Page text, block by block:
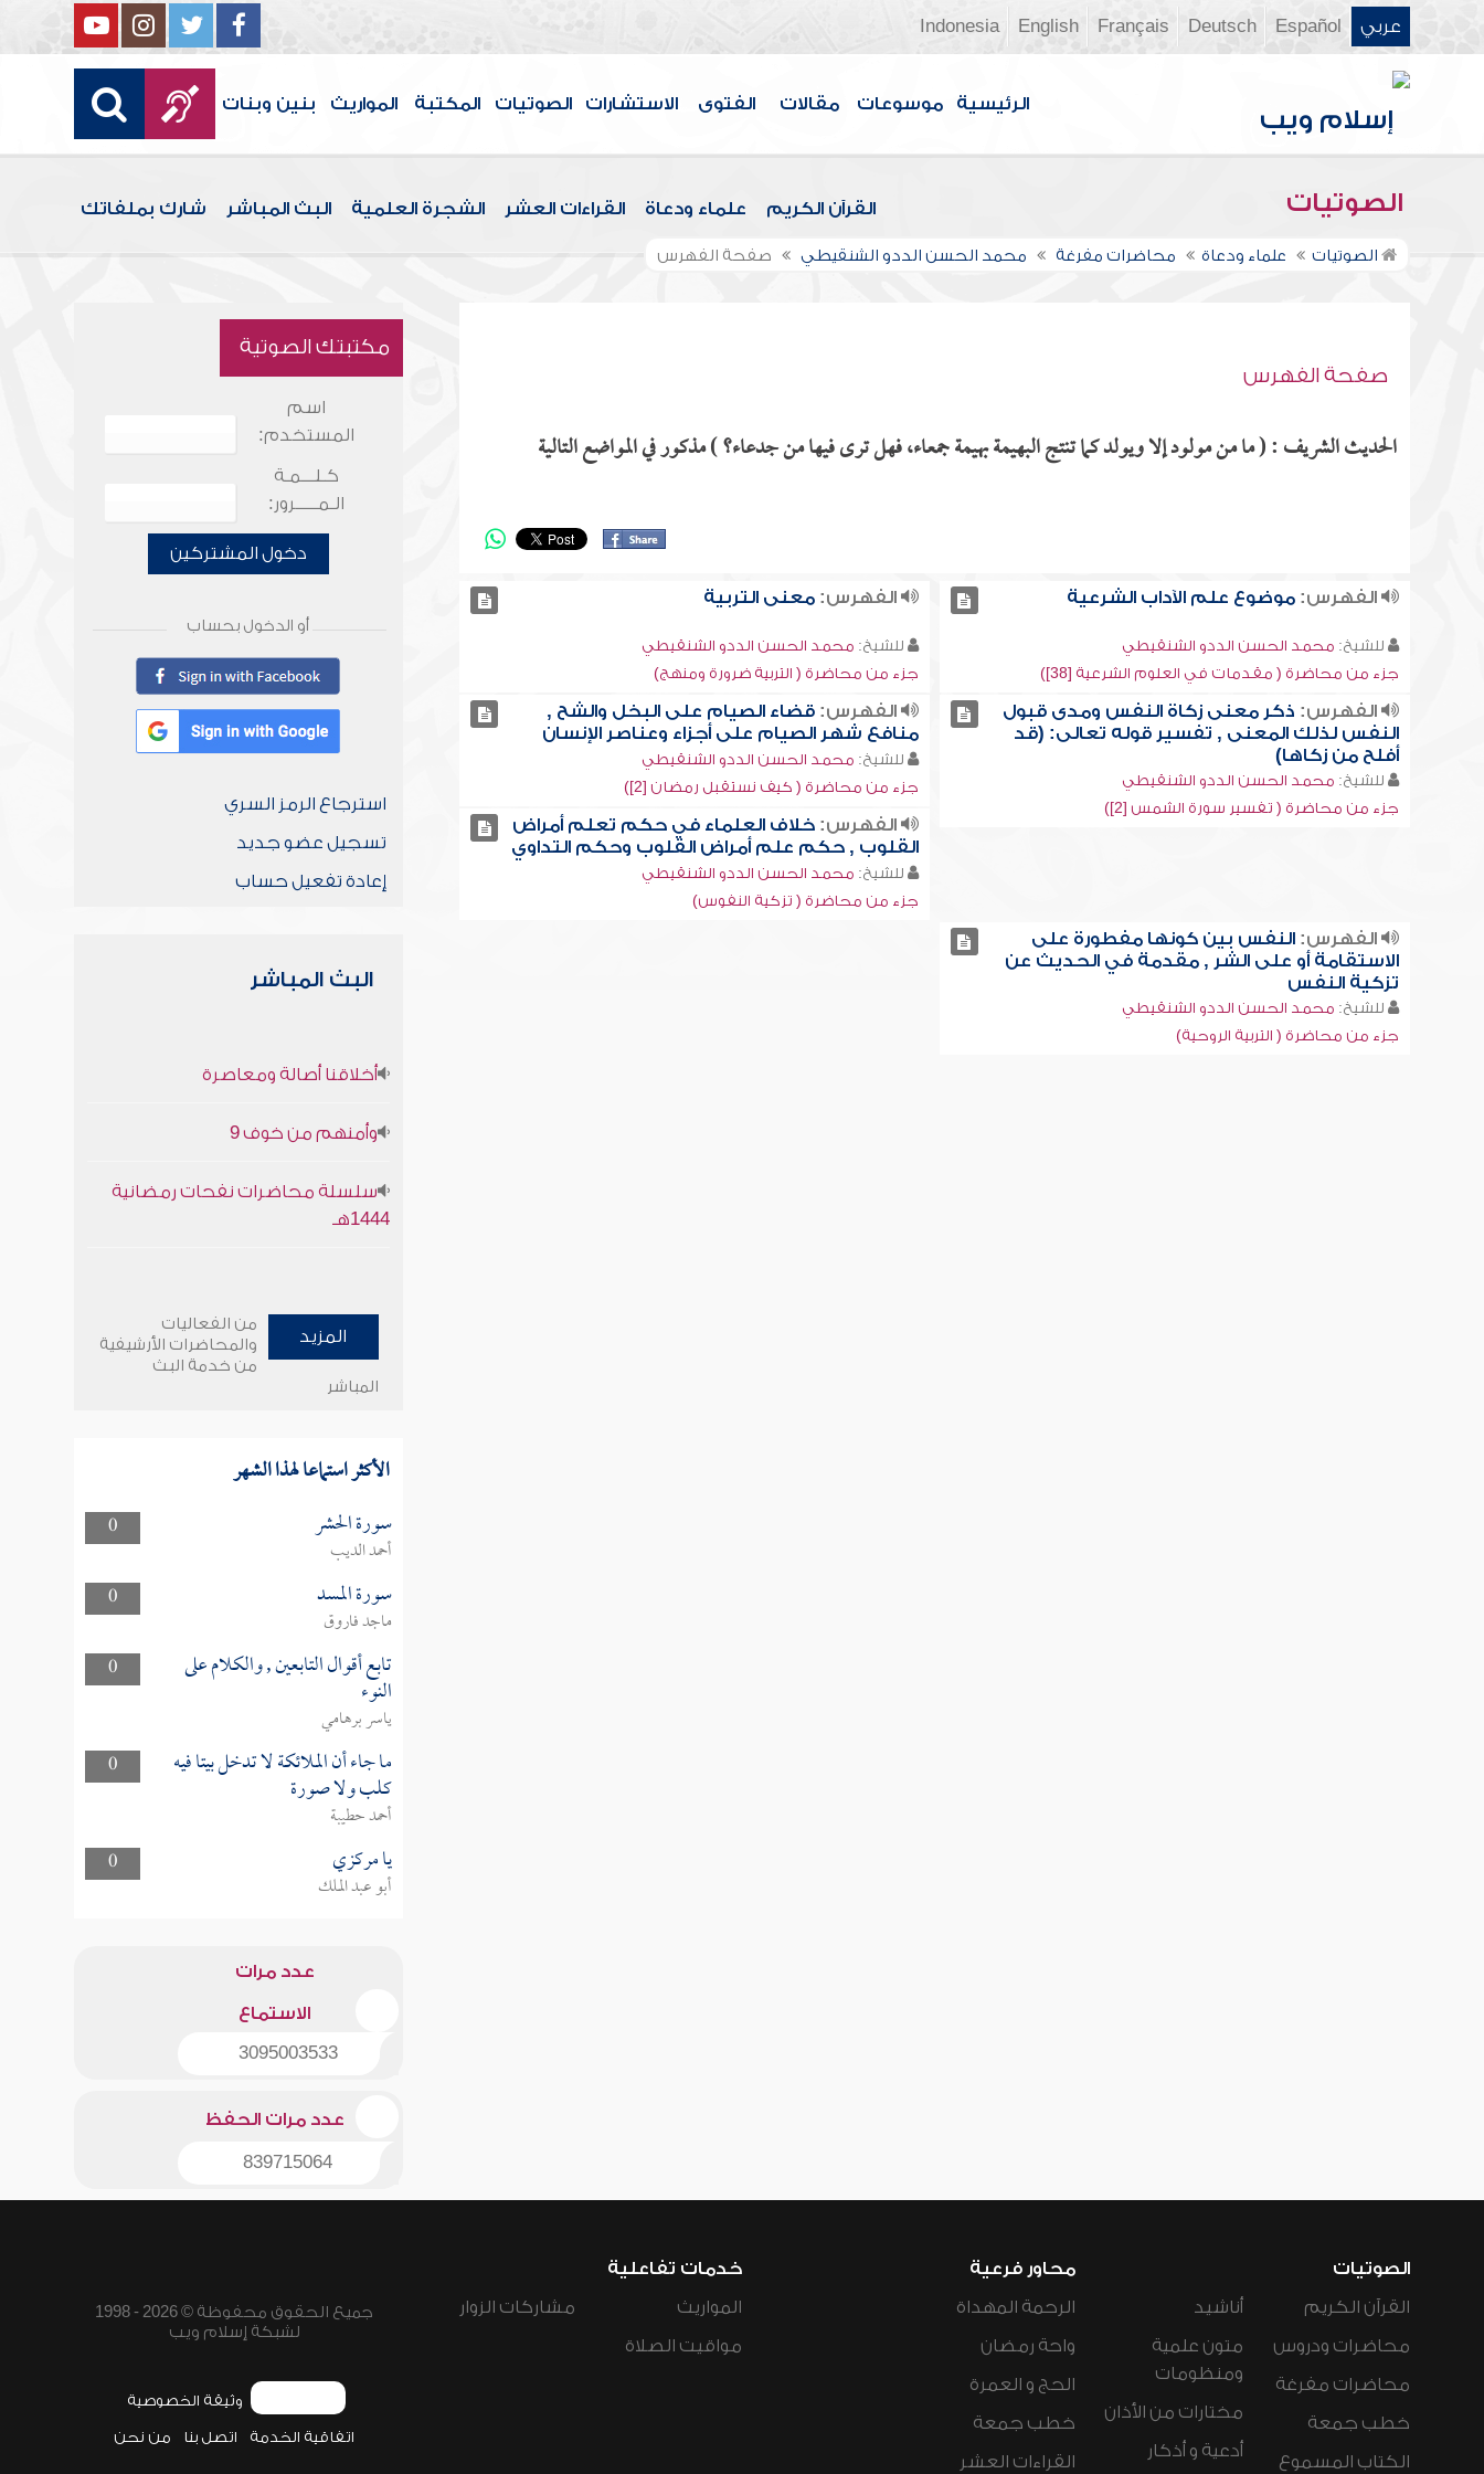
عربي Español
Deutsch
Français
English
Indonesia
الرئيسية موسوعات مقالات الفتوى الاستشارات الصوتيات المكتبة المواريث بنين وبنات
الصوتيات القرآن الكريم علماء ودعاة القراءات العشر الشجرة العلمية البث المباشر شارك بملفاتك
الصوتيات علماء ودعاة محاضرات مفرغة محمد الحسن الددو الشنقيطي صفحة الفهرس
صفحة الفهرس
الحديث الشريف : ( ما من مولود إلا ويولد كما تنتج البهيمة بهيمة جمعاء، فهل ترى فيها من جدعاء؟ ) مذكور في المواضع التالية
الفهرس:موضوع علم الآداب الشرعية
للشيخ: محمد الحسن الددو الشنقيطي
جزء من محاضرة ( مقدمات في العلوم الشرعية [38])
الفهرس: معنى التربية
للشيخ: محمد الحسن الددو الشنقيطي
جزء من محاضرة ( التربية ضرورة ومنهج)
الفهرس: ذكر معنى زكاة النفس ومدى قبول
النفس لذلك المعنى , تفسير قوله تعالى: (قد
أفلح من زكاها)
للشيخ: محمد الحسن الددو الشنقيطي
جزء من محاضرة ( تفسير سورة الشمس [2])
الفهرس: قضاء الصيام على البخل والشح ,
منافع شهر الصيام على أجزاء وعناصر الإنسان
للشيخ: محمد الحسن الددو الشنقيطي
جزء من محاضرة ( كيف نستقبل رمضان [2])
الفهرس: خلاف العلماء في حكم تعلم أمراض
القلوب , حكم علم أمراض القلوب وحكم التداوي
للشيخ: محمد الحسن الددو الشنقيطي
جزء من محاضرة ( تزكية النفوس)
الفهرس:النفس بين كونها مفطورة على
الاستقامة أو على الشر , مقدمة في الحديث عن
تزكية النفس
للشيخ: محمد الحسن الددو الشنقيطي
جزء من محاضرة ( التربية الروحية)
مكتبتك الصوتية
اسم
المستخدم:
كـلـــمـة
الـمـــــرور:
دخول المشتركين
أو الدخول بحساب
استرجاع الرمز السري
تسجيل عضو جديد
إعادة تفعيل حساب
البث المباشر
أخلاقنا أصالة ومعاصرة
وأمنهم من خوف 9
سلسلة محاضرات نفحات رمضانية
1444هـ
المزيد
من الفعاليات
والمحاضرات الأرشيفية
من خدمة البث
المباشر
الأكثر استماعا لهذا الشهر
0 سورة الحشر
أحمد الديب
0
سورة المسد
ماجد فاروق
0
تابع أقوال التابعين , والكلام على
النوء
ياسر برهامي
0
ما جاء أن الملائكة لا تدخل بيتا فيه
كلب ولا صورة
أحمد حطيبة
0
يا مركزي
أبو عبد الملك
عدد مرات
الاستماع
3095003533
عدد مرات الحفظ
839715064
الصوتيات
القرآن الكريم
محاضرات ودروس
محاضرات مفرغة
خطب جمعة
الكتاب المسموع
أناشيد
متون علمية
ومنظومات
مختارات من الأذان
أدعية و أذكار
محاور فرعية
الرحمة المهداة
واحة رمضان
الحج و العمرة
خطب جمعة
القراءات العشر
خدمات تفاعلية
المواريث
مواقيت الصلاة
مشاركات الزوار
جميع الحقوق محفوظة © 2026 - 1998
لشبكة إسلام ويب
وثيقة الخصوصية
اتفاقية الخدمة اتصل بنا من نحن